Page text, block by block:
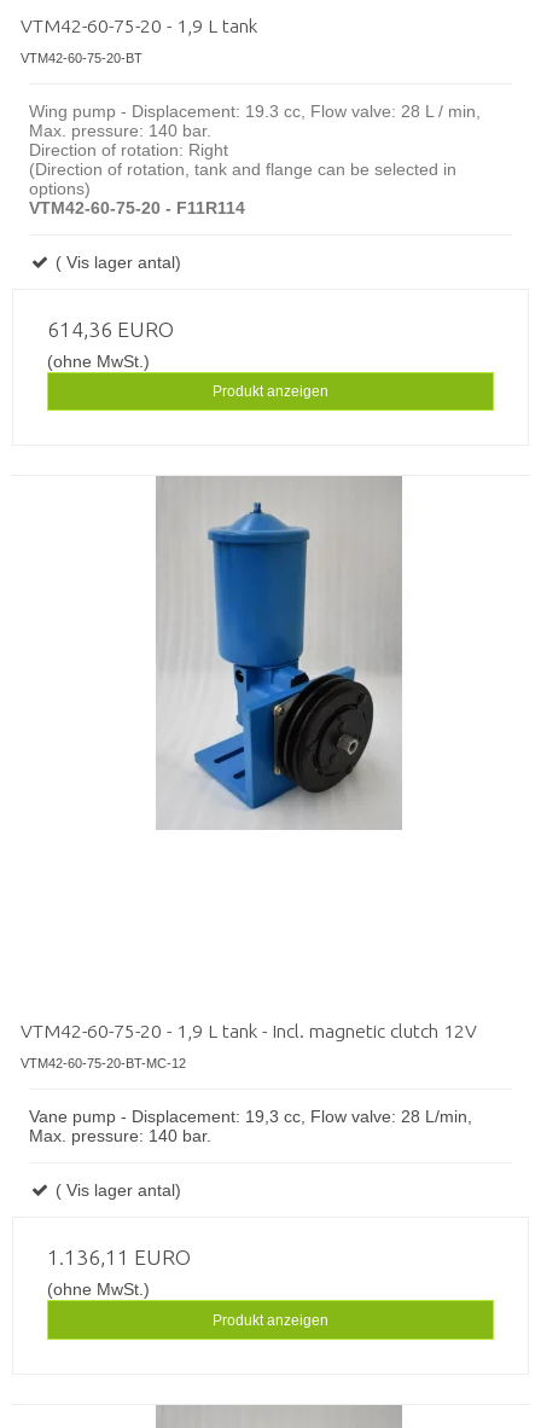
VTM42-60-75-20 - 1,9 L tank
VTM42-60-75-20-BT
Wing pump - Displacement: 19.3 cc, Flow valve: 28 L / min,
Max. pressure: 140 bar.
Direction of rotation: Right
(Direction of rotation, tank and flange can be selected in
options)
VTM42-60-75-20 - F11R114
( Vis lager antal)
614,36 EURO
(ohne MwSt.)
Produkt anzeigen
VTM42-60-75-20 - 1,9 L tank - Incl. magnetic clutch 12V
VTM42-60-75-20-BT-MC-12
Vane pump - Displacement: 19,3 cc, Flow valve: 28 L/min,
Max. pressure: 140 bar.
( Vis lager antal)
1.136,11 EURO
(ohne MwSt.)
Produkt anzeigen